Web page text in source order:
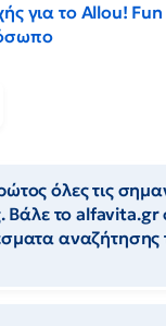
για το Allou!
όλες τις
Βάλε το alfavita.gr
αναζήτησης